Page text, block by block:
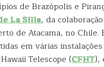
de Brazópolis e
La Silla, da
de Atacama, no
em várias
Telescope (CFHT),